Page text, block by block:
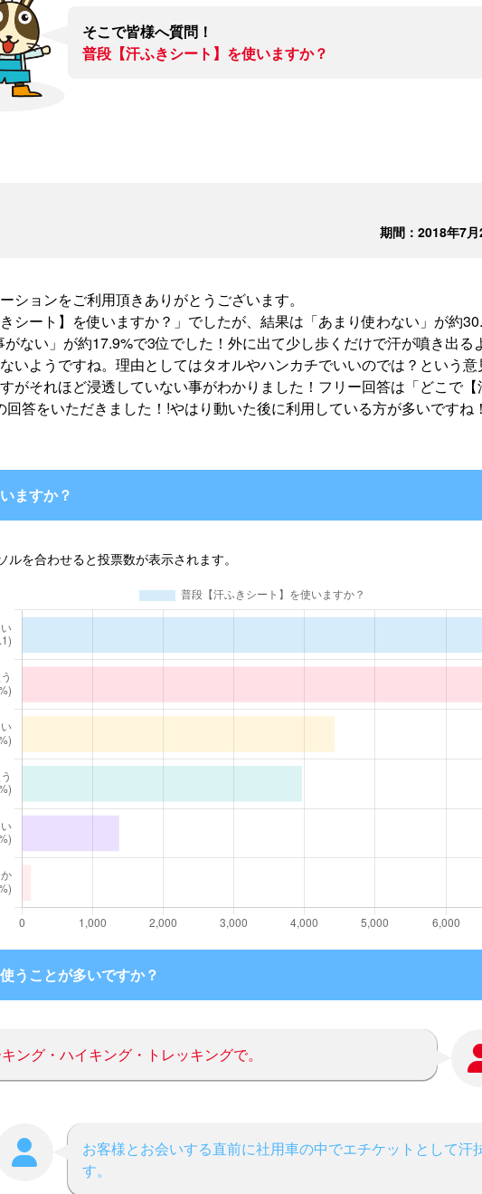
そこで皆様へ質問！
普段【汗ふきシート】を使いますか？
期間：2018年7月
ションをご利用頂きありがとうございます。
シート】を使いますか？」でしたが、結果は「あまり使わない」が約
ない」が約17.9%で3位でした！外に出て少し歩くだけで汗が噴き出る
いようですね。理由としてはタオルやハンカチでいいのでは？という
がそれほど浸透していない事がわかりました！フリー回答は「どこで
答をいただきました！!やはり動いた後に利用している方が多いですね
ますか？
ルを合わせると投票数が表示されます。
うことが多いですか？
ング・ハイキング・トレッキングで。
お客様とお会いする直前に社用車の中でエチケットとして汗
す。